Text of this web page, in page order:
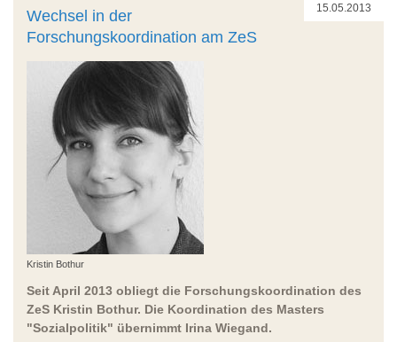
15.05.2013
Wechsel in der
Forschungskoordination am ZeS
Kristin Bothur
Seit April 2013 obliegt die Forschungskoordination des
ZeS Kristin Bothur. Die Koordination des Masters
"Sozialpolitik" übernimmt Irina Wiegand.